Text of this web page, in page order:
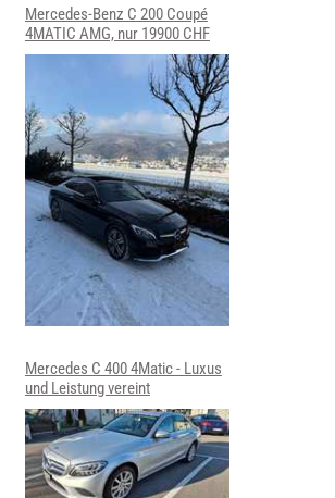
Mercedes-Benz C 200 Coupé
4MATIC AMG, nur 19900 CHF
Mercedes C 400 4Matic - Luxus
und Leistung vereint